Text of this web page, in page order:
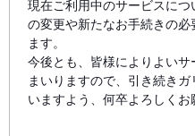
現在ご利用中のサービスに
の変更や新たなお手続きの
ます。
今後とも、皆様によりよい
まいりますので、引き続き
いますよう、何卒よろしくお